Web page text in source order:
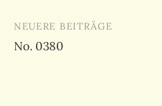
NEUERE BEITRÄGE
No. 0380